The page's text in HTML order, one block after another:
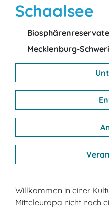
Schaalsee
Biosphärenreservate
Mecklenburg-
Willkommen in einer
Mitteleuropa nicht noch